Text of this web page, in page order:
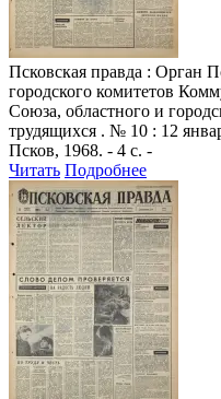
Псковская правда : Орган
городского комитетов
Союза, областного и
трудящихся . № 10 : 12
Псков, 1968. - 4 с. -
Читать Подробнее